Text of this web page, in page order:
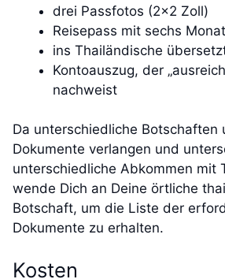
drei Passfotos (2×2 Zoll)
Reisepass mit sechs
ins Thailändische
Kontoauszug, der
nachweist
Da unterschiedliche Botschaften
Dokumente verlangen und
unterschiedliche Abkommen mit
wende Dich an Deine örtliche
Botschaft, um die Liste der
Dokumente zu erhalten.
Kosten